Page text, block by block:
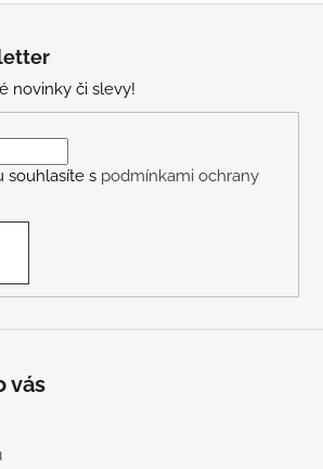
novinky či slevy!
souhlasíte s podmínkami ochrany
vás